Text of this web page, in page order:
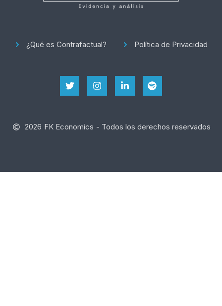
¿Qué es Contrafactual? Política de Privacidad
2026 FK Economics - Todos los derechos reservados